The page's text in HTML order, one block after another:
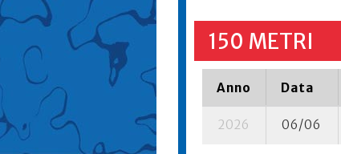
150 METRI
Anno Data
2026 06/06